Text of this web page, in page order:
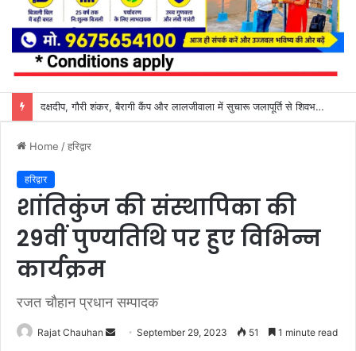
शिवभक्तों के स्वास्थ्य की सुरक्षा में जुटा स्वास्थ्य विभाग, 32 शिविरों में मिल रहा नि:शुल्क उपचार
Home /हरिद्वार
हरिद्वार
शांतिकुंज की संस्थापिका की
29वीं पुण्यतिथि पर हुए विभिन्न
कार्यक्रम
रजत चौहान प्रधान सम्पादक
Rajat Chauhan
Send September 29, 2023 51 1 minute read